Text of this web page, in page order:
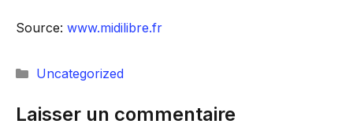
Source: www.midilibre.fr
Catégories
Uncategorized
Laisser un commentaire